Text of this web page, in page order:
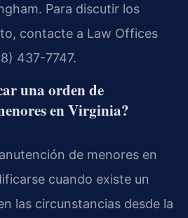
Para discutir los
contacte a Law Offices
437-7747.
una orden de
en Virginia?
de menores en
cuando existe un
las circunstancias desde la